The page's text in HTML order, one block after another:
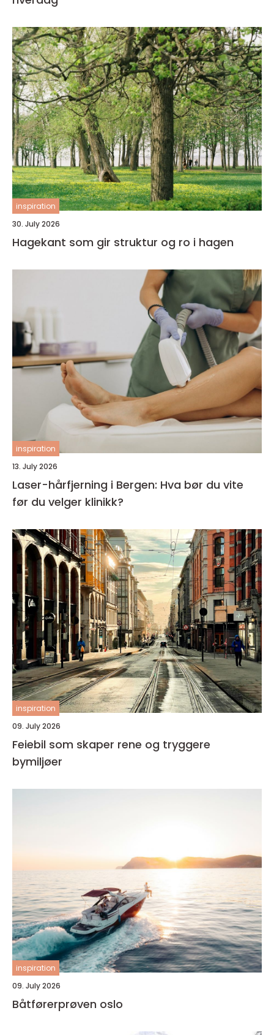
inspiration
30. July 2026
Hagekant som gir struktur og ro i hagen
inspiration
13. July 2026
Laser-hårfjerning i Bergen: Hva bør du vite
før du velger klinikk?
inspiration
09. July 2026
Feiebil som skaper rene og tryggere
bymiljøer
inspiration
09. July 2026
Båtførerprøven oslo